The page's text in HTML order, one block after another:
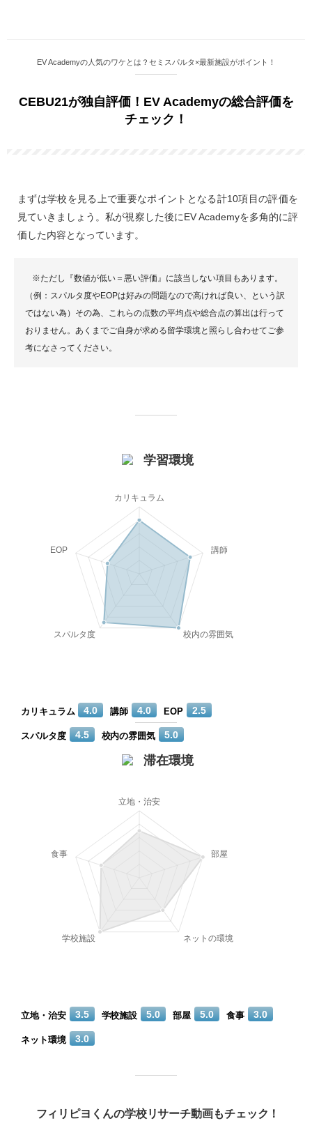
EV Academyの人気のワケとは？セミスパルタ×最新施設がポイント！
CEBU21が独自評価！EV Academyの総合評価を
チェック！
まずは学校を見る上で重要なポイントとなる計10項目の評価を
見ていきましょう。私が視察した後にEV Academyを多角的に評
価した内容となっています。
※ただし『数値が低い＝悪い評価』に該当しない項目もあります。
（例：スパルタ度やEOPは好みの問題なので高ければ良い、という訳
ではない為）その為、これらの点数の平均点や総合点の算出は行って
おりません。あくまでご自身が求める留学環境と照らし合わせてご参
考になさってください。
学習環境
カリキュラム 4.0 講師 4.0 EOP 2.5
スパルタ度 4.5 校内の雰囲気 5.0
滞在環境
立地・治安 3.5 学校施設 5.0 部屋 5.0 食事 3.0
ネット環境 3.0
フィリピヨくんの学校リサーチ動画もチェック！